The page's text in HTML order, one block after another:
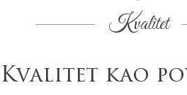
Kvalitet
Kvalitet kao